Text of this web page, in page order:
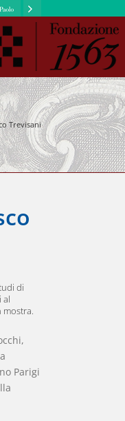
Trevisani
di
al
mostra.
Parigi